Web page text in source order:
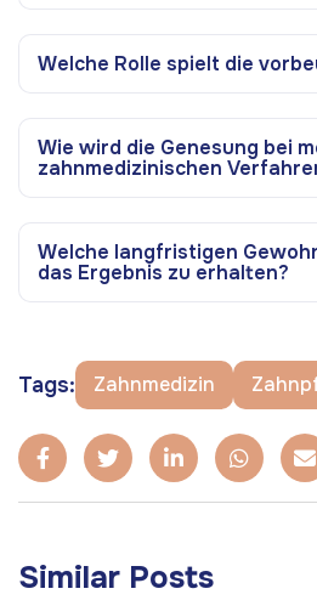
Welche Rolle spielt die
Wie wird die Genesung bei
zahnmedizinischen
Welche langfristigen
das Ergebnis zu erhalten?
Tags: Zahnmedizin
Similar Posts